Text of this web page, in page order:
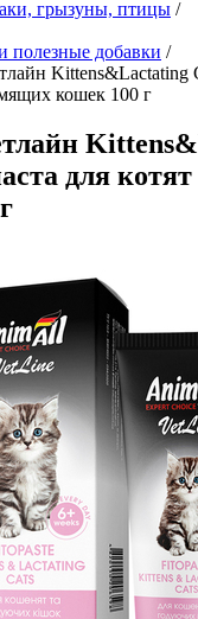
грызуны, птицы /
полезные добавки /
Kittens&Lactating
кошек 100 г
для